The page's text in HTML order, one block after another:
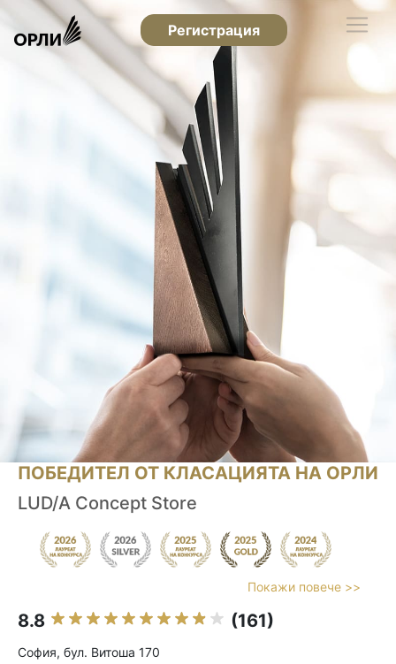
Регистрация
ПОБЕДИТЕЛ ОТ КЛАСАЦИЯТА НА ОРЛИ
LUD/A Concept Store
Покажи повече >>
8.8 (161)
София, бул. Витоша 170